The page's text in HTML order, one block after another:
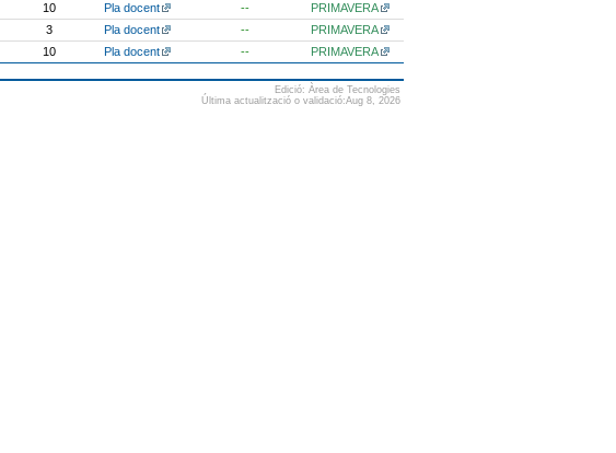
10 Pla docent --
PRIMAVERA
3 Pla docent --
PRIMAVERA
10 Pla docent -- PRIMAVERA
Edició: Àrea de Tecnologies
Última actualització o validació:Aug 8, 2026